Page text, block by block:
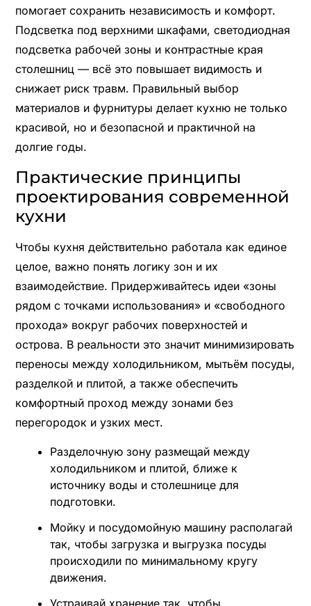
помогает сохранить независимость и комфорт.
Подсветка под верхними шкафами, светодиодная
подсветка рабочей зоны и контрастные края
столешниц — всё это повышает видимость и
снижает риск травм. Правильный выбор
материалов и фурнитуры делает кухню не только
красивой, но и безопасной и практичной на
долгие годы.
Практические принципы
проектирования современной
кухни
Чтобы кухня действительно работала как единое
целое, важно понять логику зон и их
взаимодействие. Придерживайтесь идеи «зоны
рядом с точками использования» и «свободного
прохода» вокруг рабочих поверхностей и
острова. В реальности это значит минимизировать
переносы между холодильником, мытьём посуды,
разделкой и плитой, а также обеспечить
комфортный проход между зонами без
перегородок и узких мест.
Разделочную зону размещай между
холодильником и плитой, ближе к
источнику воды и столешнице для
подготовки.
Мойку и посудомойную машину располагай
так, чтобы загрузка и выгрузка посуды
происходили по минимальному кругу
движения.
Устраивай хранение так, чтобы